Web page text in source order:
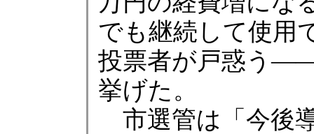
でも継続して使用
投票者が戸惑う
挙げた。
市選管は「今後